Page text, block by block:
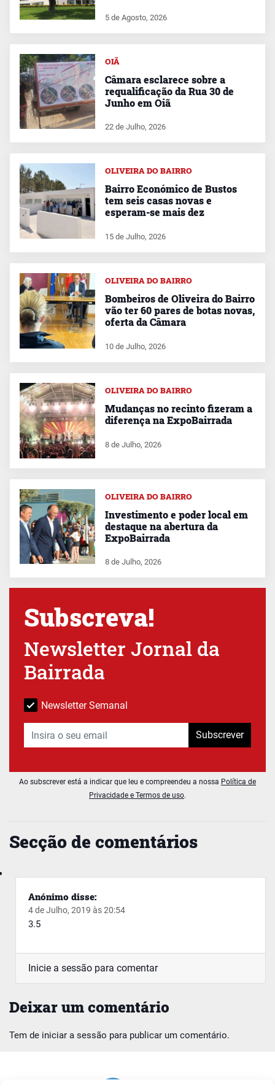
Secção de comentários
Anónimo disse:
4 de Julho, 2019 às 20:54
3.5
Inicie a sessão para comentar
Deixar um comentário
Tem de iniciar a sessão para publicar um comentário.
5 de Agosto, 2026
OIÃ
Câmara esclarece sobre a
requalificação da Rua 30 de
Junho em Oiã
22 de Julho, 2026
OLIVEIRA DO BAIRRO
Bairro Económico de Bustos
tem seis casas novas e
esperam-se mais dez
15 de Julho, 2026
OLIVEIRA DO BAIRRO
Bombeiros de Oliveira do Bairro
vão ter 60 pares de botas novas,
oferta da Câmara
10 de Julho, 2026
OLIVEIRA DO BAIRRO
Mudanças no recinto fizeram a
diferença na ExpoBairrada
8 de Julho, 2026
OLIVEIRA DO BAIRRO
Investimento e poder local em
destaque na abertura da
ExpoBairrada
8 de Julho, 2026
Subscreva!
Newsletter Jornal da
Bairrada
Newsletter Semanal
Subscrever
Ao subscrever está a indicar que leu e compreendeu a nossa Política de
Privacidade e Termos de uso.